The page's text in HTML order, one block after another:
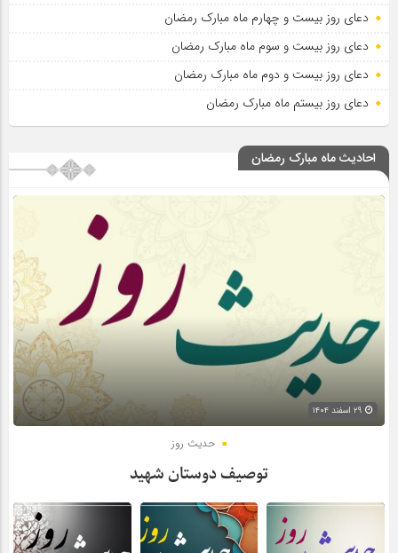
دعای روز بیست و چهارم ماه مبارک رمضان
دعای روز بیست و سوم ماه مبارک رمضان
دعای روز بیست و دوم ماه مبارک رمضان
دعای روز بیستم ماه مبارک رمضان
احادیث ماه مبارک رمضان
حدیث روز
توصیف دوستان شهید